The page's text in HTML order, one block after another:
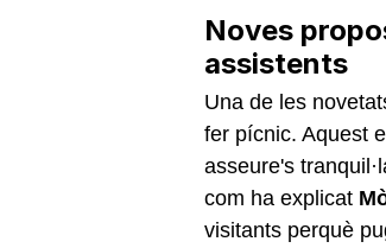
Noves
assistents
Una de les
fer pícnic. Aquest
asseure's
com ha explicat
visitants perquè